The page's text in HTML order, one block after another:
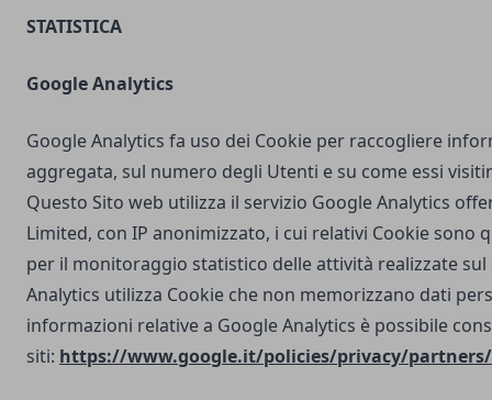
STATISTICA
Google Analytics
Google Analytics fa uso dei Cookie per raccogliere
aggregata, sul numero degli Utenti e su come essi
Questo Sito web utilizza il servizio Google Analytics
Limited, con IP anonimizzato, i cui relativi Cookie sono
per il monitoraggio statistico delle attività realizzate sul
Analytics utilizza Cookie che non memorizzano dati
informazioni relative a Google Analytics è possibile
siti: https://www.google.it/policies/privacy/partners/